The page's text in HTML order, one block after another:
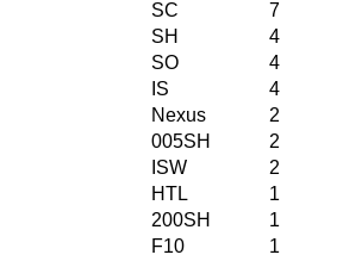
SC
7
SH
4
SO
4
IS
4
Nexus
2
005SH
2
ISW
2
HTL
1
200SH
1
F10
1